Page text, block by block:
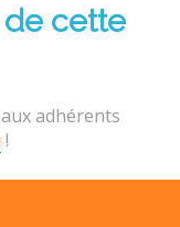
de cette
adhérents
!